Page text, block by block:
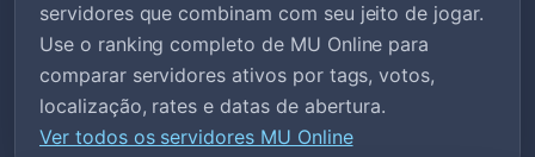
servidores que combinam com seu jeito de jogar.
Use o ranking completo de MU Online para
comparar servidores ativos por tags, votos,
localização, rates e datas de abertura.
Ver todos os servidores MU Online